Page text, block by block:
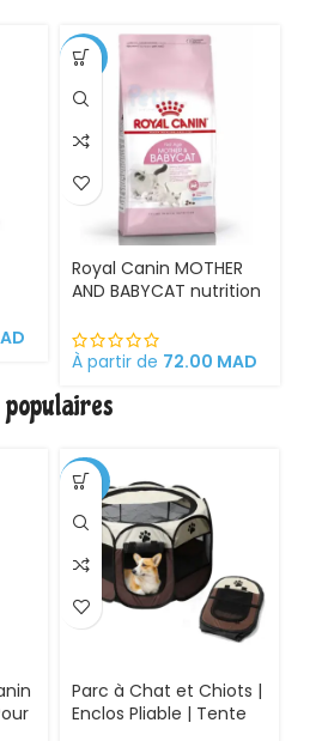
-11%
Royal Canin MOTHER
AND BABYCAT nutrition
et ses chatons
Croquettes pour
gestantes/allaitantes
À partir de 72.00 MAD
-30%
Parc à Chat et Chiots |
Enclos Pliable | Tente